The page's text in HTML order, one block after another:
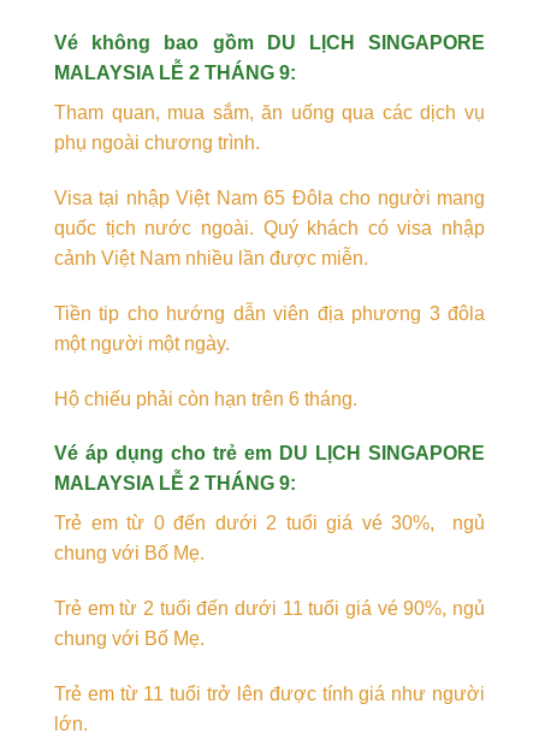
Vé không bao gồm DU LỊCH SINGAPORE
MALAYSIA LỄ 2 THÁNG 9:
Tham quan, mua sắm, ăn uống qua các dịch vụ
phụ ngoài chương trình.
Visa tại nhập Việt Nam 65 Đôla cho người mang
quốc tịch nước ngoài. Quý khách có visa nhập
cảnh Việt Nam nhiều lần được miễn.
Tiền tip cho hướng dẫn viên địa phương 3 đôla
một người một ngày.
Hộ chiếu phải còn hạn trên 6 tháng.
Vé áp dụng cho trẻ em DU LỊCH SINGAPORE
MALAYSIA LỄ 2 THÁNG 9:
Trẻ em từ 0 đến dưới 2 tuổi giá vé 30%, ngủ
chung với Bố Mẹ.
Trẻ em từ 2 tuổi đến dưới 11 tuổi giá vé 90%, ngủ
chung với Bố Mẹ.
Trẻ em từ 11 tuổi trở lên được tính giá như người
lớn.